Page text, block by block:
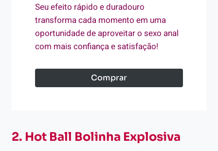
Seu efeito rápido e duradouro
transforma cada momento em uma
oportunidade de aproveitar o sexo anal
com mais confiança e satisfação!
Comprar
2. Hot Ball Bolinha Explosiva